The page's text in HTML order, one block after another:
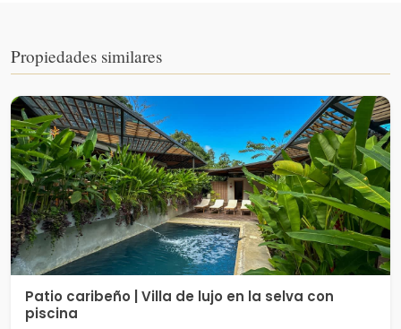
Propiedades similares
Patio caribeño | Villa de lujo en la selva con
piscina